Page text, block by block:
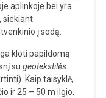
aplinkoje bei yra
siekiant
į sodą.
kloti papildomą
su geotekstilės
Kaip taisyklė,
ir 25 – 50 m ilgio.